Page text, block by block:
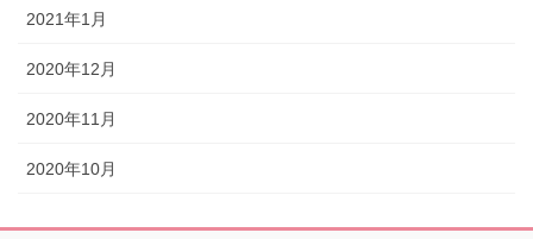
2021年1月
2020年12月
2020年11月
2020年10月